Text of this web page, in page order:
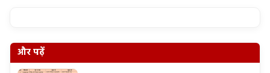
और पढ़ें